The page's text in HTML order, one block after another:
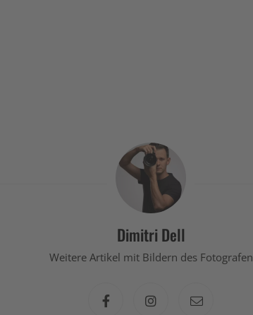
Dimitri Dell
Weitere Artikel mit Bildern des Fotografen